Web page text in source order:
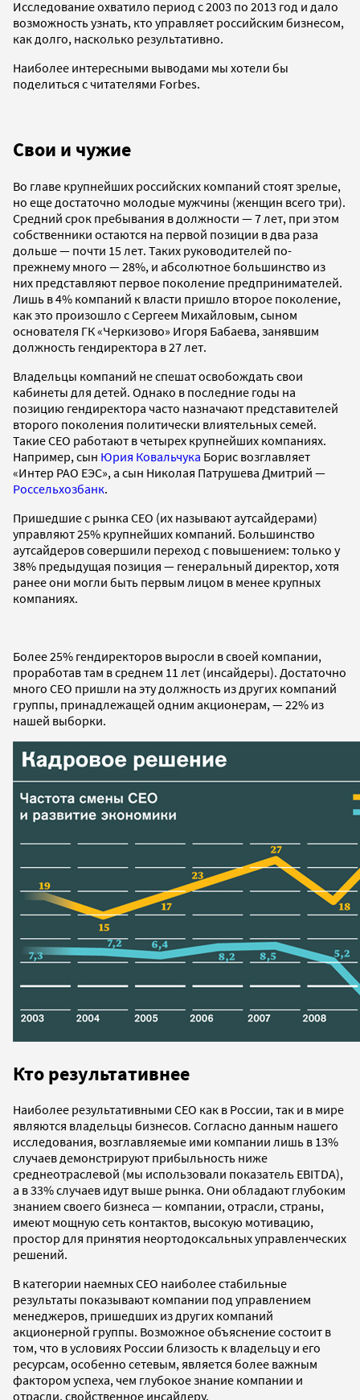
Исследование охватило период с 2003 по 2013 год и дало
возможность узнать, кто управляет российским бизнесом,
как долго, насколько результативно.
Наиболее интересными выводами мы хотели бы
поделиться с читателями Forbes.
Свои и чужие
Во главе крупнейших российских компаний стоят зрелые,
но еще достаточно молодые мужчины (женщин всего три).
Средний срок пребывания в должности — 7 лет, при этом
собственники остаются на первой позиции в два раза
дольше — почти 15 лет. Таких руководителей по-
прежнему много — 28%, и абсолютное большинство из
них представляют первое поколение предпринимателей.
Лишь в 4% компаний к власти пришло второе поколение,
как это произошло с Сергеем Михайловым, сыном
основателя ГК «Черкизово» Игоря Бабаева, занявшим
должность гендиректора в 27 лет.
Владельцы компаний не спешат освобождать свои
кабинеты для детей. Однако в последние годы на
позицию гендиректора часто назначают представителей
второго поколения политически влиятельных семей.
Такие СЕО работают в четырех крупнейших компаниях.
Например, сын Юрия Ковальчука Борис возглавляет
«Интер РАО ЕЭС», а сын Николая Патрушева Дмитрий —
Россельхозбанк.
Пришедшие с рынка СЕО (их называют аутсайдерами)
управляют 25% крупнейших компаний. Большинство
аутсайдеров совершили переход с повышением: только у
38% предыдущая позиция — генеральный директор, хотя
ранее они могли быть первым лицом в менее крупных
компаниях.
Более 25% гендиректоров выросли в своей компании,
проработав там в среднем 11 лет (инсайдеры). Достаточно
много СЕО пришли на эту должность из других компаний
группы, принадлежащей одним акционерам, — 22% из
нашей выборки.
Кто результативнее
Наиболее результативными СЕО как в России, так и в мире
являются владельцы бизнесов. Согласно данным нашего
исследования, возглавляемые ими компании лишь в 13%
случаев демонстрируют прибыльность ниже
среднеотраслевой (мы использовали показатель EBITDA),
а в 33% случаев идут выше рынка. Они обладают глубоким
знанием своего бизнеса — компании, отрасли, страны,
имеют мощную сеть контактов, высокую мотивацию,
простор для принятия неортодоксальных управленческих
решений.
В категории наемных СЕО наиболее стабильные
результаты показывают компании под управлением
менеджеров, пришедших из других компаний
акционерной группы. Возможное объяснение состоит в
том, что в условиях России близость к владельцу и его
ресурсам, особенно сетевым, является более важным
фактором успеха, чем глубокое знание компании и
отрасли, свойственное инсайдеру.